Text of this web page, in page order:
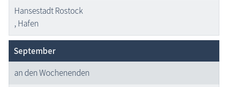
Hansestadt Rostock
, Hafen
September
an den Wochenenden